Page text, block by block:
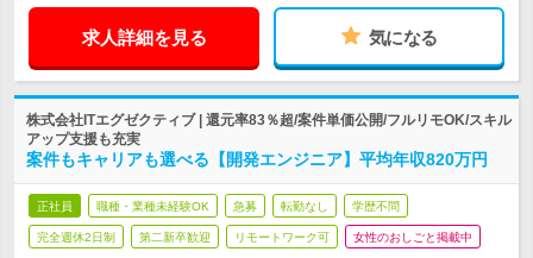
求人詳細を見る 気になる
株式会社ITエグゼクティブ | 還元率83％超/案件単価公開/フルリモOK/スキル
アップ支援も充実
案件もキャリアも選べる【開発エンジニア】平均年収820万円
正社員 職種・業種未経験OK 急募 転勤なし 学歴不問
完全週休2日制 第二新卒歓迎 リモートワーク可 女性のおしごと掲載中